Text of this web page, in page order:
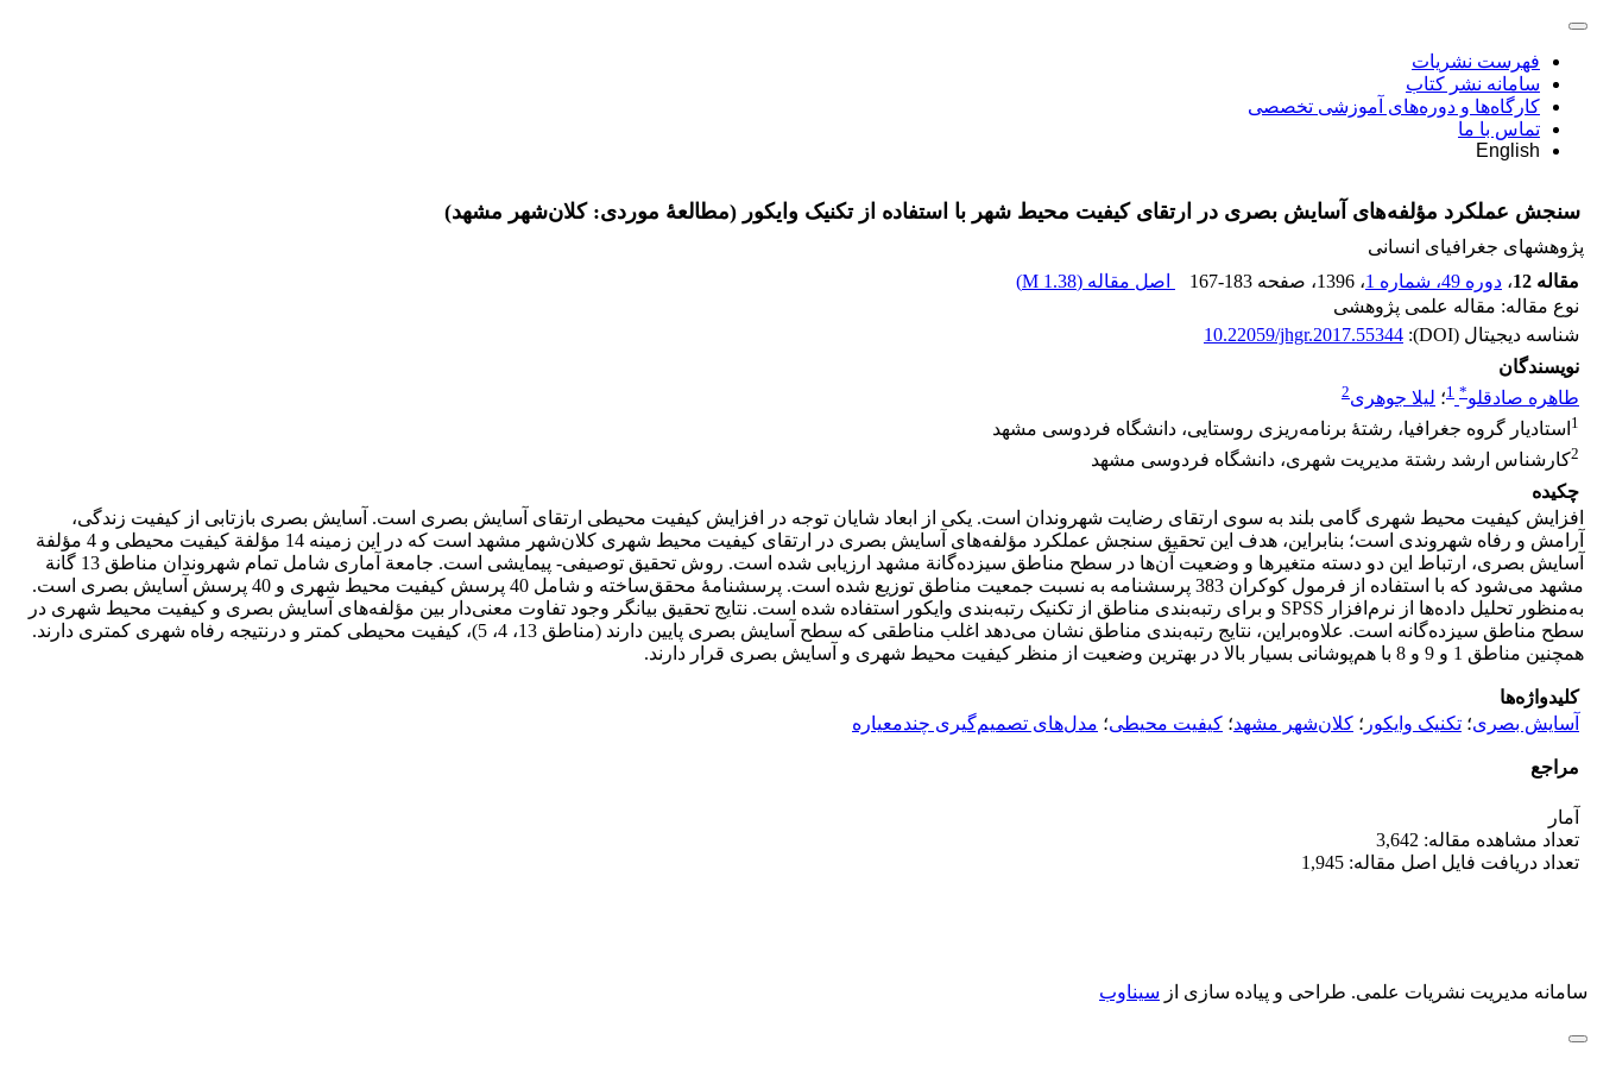
فهرست نشریات
سامانه نشر کتاب
کارگاه‌ها و دوره‌های آموزشی تخصصی
تماس با ما
English
سنجش عملکرد مؤلفه‌های آسایش بصری در ارتقای کیفیت محیط شهر با استفاده از تکنیک وایکور (مطالعۀ موردی: کلان‌شهر مشهد)
پژوهشهای جغرافیای انسانی
مقاله 12
، دوره 49، شماره 1 ، 1396 ، صفحه 167-183 اصل مقاله (1.38 M
)
نوع مقاله: مقاله علمی پژوهشی
شناسه دیجیتال (DOI):
10.22059/jhgr.2017.55344
نویسندگان
طاهره صادقلو*
1؛ لیلا جوهری2
1 استادیار گروه جغرافیا، رشتۀ برنامه‌ریزی روستایی، دانشگاه فردوسی مشهد
2کارشناس ارشد رشتة مدیریت شهری، دانشگاه فردوسی مشهد
چکیده
افزایش کیفیت محیط شهری گامی بلند به سوی ارتقای رضایت شهروندان است. یکی از ابعاد شایان توجه در افزایش کیفیت محیطی ارتقای آسایش بصری است. آسایش بصری بازتابی از کیفیت زندگی،
آرامش و رفاه شهروندی است؛ بنابراین، هدف این تحقیق سنجش عملکرد مؤلفه‌های آسایش بصری در ارتقای کیفیت محیط شهری کلان‌شهر مشهد است که در این زمینه 14 مؤلفة کیفیت محیطی و 4 مؤلفة
آسایش بصری، ارتباط این دو دسته متغیرها و وضعیت آن‌ها در سطح مناطق سیزده‌گانة مشهد ارزیابی شده است. روش تحقیق توصیفی- پیمایشی است. جامعة آماری شامل تمام شهروندان مناطق 13 گانة
مشهد می‌شود که با استفاده از فرمول کوکران 383 پرسشنامه به نسبت جمعیت مناطق توزیع شده است. پرسشنامۀ محقق‌ساخته و شامل 40 پرسش کیفیت محیط شهری و 40 پرسش آسایش بصری است.
به‌منظور تحلیل داده‌ها از نرم‌افزار SPSS و برای رتبه‌بندی مناطق از تکنیک رتبه‌بندی وایکور استفاده شده است. نتایج تحقیق بیانگر وجود تفاوت معنی‌دار بین مؤلفه‌های آسایش بصری و کیفیت محیط شهری در
سطح مناطق سیزده‌گانه است. علاوه‌براین، نتایج رتبه‌بندی مناطق نشان می‌دهد اغلب مناطقی که سطح آسایش بصری پایین دارند (مناطق 13، 4، 5)، کیفیت محیطی کمتر و درنتیجه رفاه شهری کمتری دارند.
همچنین مناطق 1 و 9 و 8 با هم‌پوشانی بسیار بالا در بهترین وضعیت از منظر کیفیت محیط شهری و آسایش بصری قرار دارند.
کلیدواژه‌ها
آسایش بصری؛ تکنیک وایکور ؛ کلان‌شهر مشهد؛ کیفیت محیطی؛ مدل‌های تصمیم‌گیری چندمعیاره
مراجع
آمار
تعداد مشاهده مقاله: 3,642
تعداد دریافت فایل اصل مقاله: 1,945
سامانه مدیریت نشریات علمی. طراحی و پیاده سازی از سیناوب